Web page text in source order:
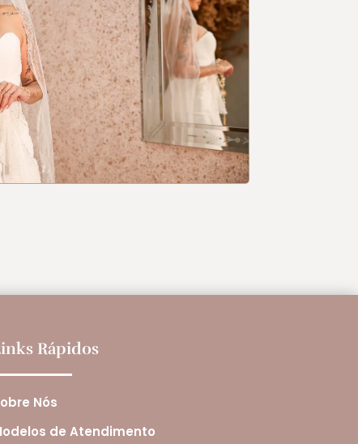
Rápidos
Nós
de Atendimento